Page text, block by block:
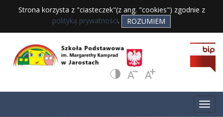
Strona korzysta z "ciasteczek"(z ang. "cookies") zgodnie z
polityką prywatności. ROZUMIEM